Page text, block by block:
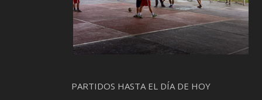
PARTIDOS HASTA EL DÍA DE HOY